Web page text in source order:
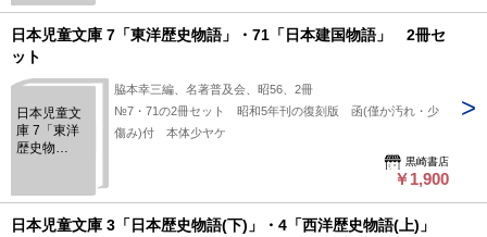
冊セット
日本児童文庫 7「東洋歴史物語」・71「日本建国物語」 2冊セ
ット
日本児童文
庫 7「東洋
歴史物
国物語」 2
冊セット
脇本幸三編、名著普及会、昭56、2冊
№7・71の2冊セット 昭和5年刊の復刻版 函(僅か汚れ・少
傷み)付 本体少ヤケ
黒崎書店
￥1,900
日本児童文庫 3「日本歴史物語(下)」・4「西洋歴史物語(上)」